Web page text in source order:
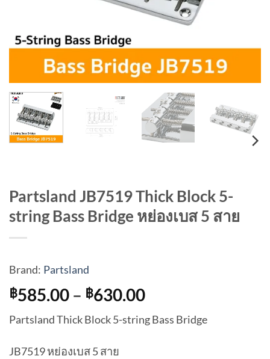
Partsland JB7519 Thick Block 5-
string Bass Bridge หย่องเบส 5 สาย
Brand: Partsland
฿585.00 – ฿630.00Price
range:
฿585.00
Partsland Thick Block 5-string Bass Bridge
JB7519 หย่องเบส 5 สาย